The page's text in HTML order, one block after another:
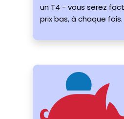
un T4 - vous serez
prix bas, à chaque fois.